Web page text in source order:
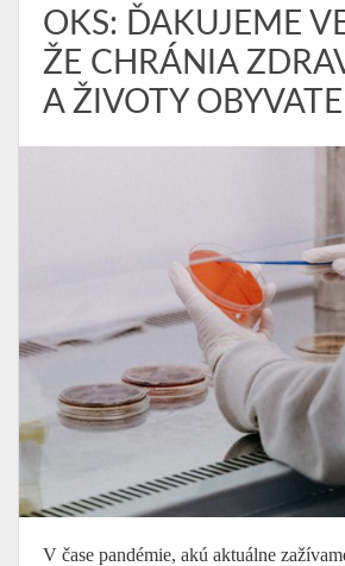
OKS: ĎAKUJEME
ŽE CHRÁNIA
A ŽIVOTY
V čase pandémie, akú aktuálne